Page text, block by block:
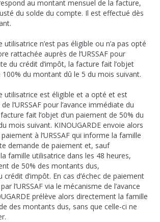
au montant mensuel de la facture,
du solde du compte. Il est effectué dès
n’est pas éligible ou n’a pas opté
rattachée auprès de l’URSSAF pour
du crédit d’impôt, la facture fait l’objet
100% du montant dû le 5 du mois suivant.
utilisatrice est éligible et a opté et est
l’URSSAF pour l’avance immédiate du
fait l’objet d’un paiement de 50% du
mois suivant. KINOUGARDE envoie alors
à l’URSSAF qui informe la famille
demande de paiement et, sauf
famille utilisatrice dans les 48 heures,
de 50% des montants dus,
d’impôt. En cas d’échec de paiement
l’URSSAF via le mécanisme de l’avance
prélève alors directement la famille
des montants dus, sans que celle-ci ne